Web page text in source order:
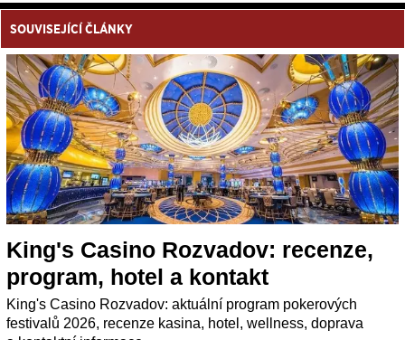
SOUVISEJÍCÍ ČLÁNKY
King's Casino Rozvadov: recenze,
program, hotel a kontakt
King's Casino Rozvadov: aktuální program pokerových
festivalů 2026, recenze kasina, hotel, wellness, doprava